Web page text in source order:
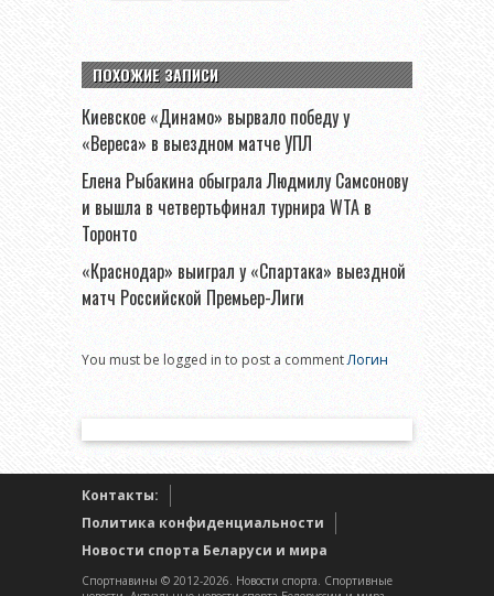
ПОХОЖИЕ ЗАПИСИ
Киевское «Динамо» вырвало победу у
«Вереса» в выездном матче УПЛ
Елена Рыбакина обыграла Людмилу Самсонову
и вышла в четвертьфинал турнира WTA в
Торонто
«Краснодар» выиграл у «Спартака» выездной
матч Российской Премьер-Лиги
You must be logged in to post a commentЛогин
Контакты:
Политика конфиденциальности
Новости спорта Беларуси и мира
Спортнавины © 2012-2026. Новости спорта. Спортивные